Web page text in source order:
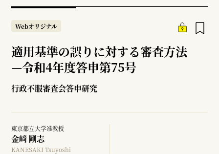
Webオリジナル
適用基準の誤りに対する審査方法
—令和4年度答申第75号
行政不服審査会答申研究
東京都立大学准教授
金﨑 剛志
KANESAKI Tsuyoshi